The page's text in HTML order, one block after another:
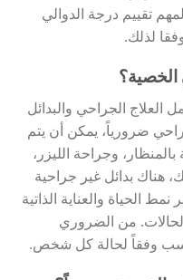
تقييم درجة الدوالي
لذلك.
الخصية؟
العلاج الجراحي والبدائل
ضرورياً، يمكن أن يتم
وجراحة الليزر،
هناك بدائل غير جراحية
الحياة والعناية الذاتية
من الضروري
وفقاً لحالة كل شخص.